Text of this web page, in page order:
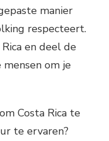
manier
respecteert.
en deel de
om je
Costa Rica te
te ervaren?